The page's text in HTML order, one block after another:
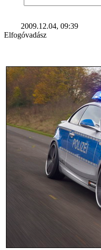
2009.12.04, 09:39
Elfogóvadász